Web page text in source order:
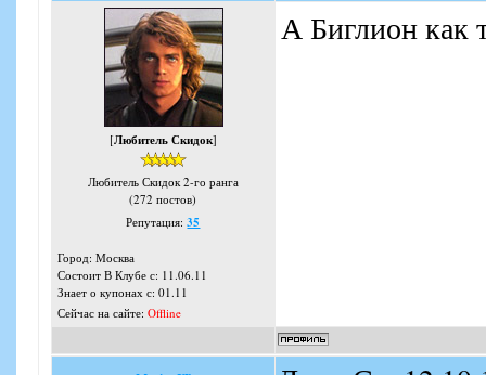
[Любитель Скидок]
Любитель Скидок 2-го ранга
(272 постов)
Репутация:35
Город: Москва
Состоит В Клубе с: 11.06.11
Знает о купонах с: 01.11
Сейчас на сайте: Offline
А Биглион как